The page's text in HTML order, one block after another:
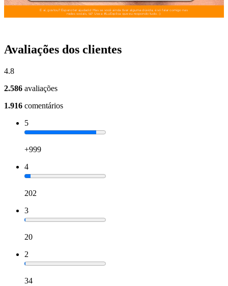
Avaliações dos clientes
4.8
2.586 avaliações
1.916 comentários
5
+999
4
202
3
20
2
34